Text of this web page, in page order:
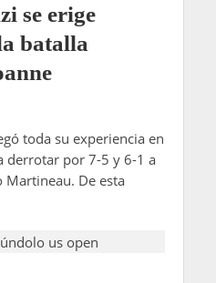
se erige
batalla
toda su experiencia en
derrotar por 7-5 y 6-1 a
De esta